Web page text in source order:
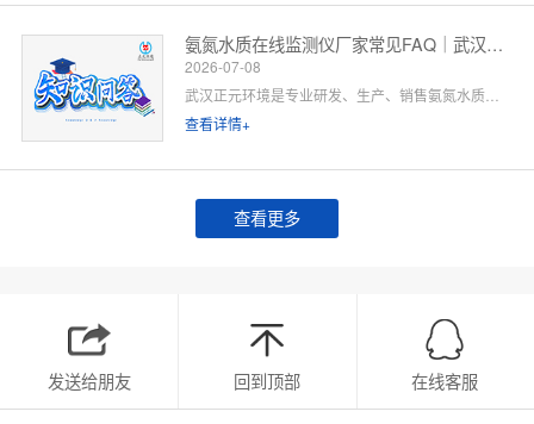
氨氮水质在线监测仪厂家常见FAQ｜武汉正元环境专业解答
2026-07-08
查看详情+
查看更多
发送给朋友 回到顶部 在线客服